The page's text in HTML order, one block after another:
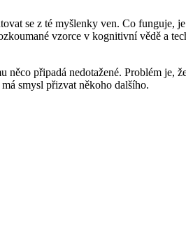
se z té myšlenky ven. Co funguje,
vzorce v kognitivní vědě a
něco připadá nedotažené. Problém je,
smysl přizvat někoho dalšího.